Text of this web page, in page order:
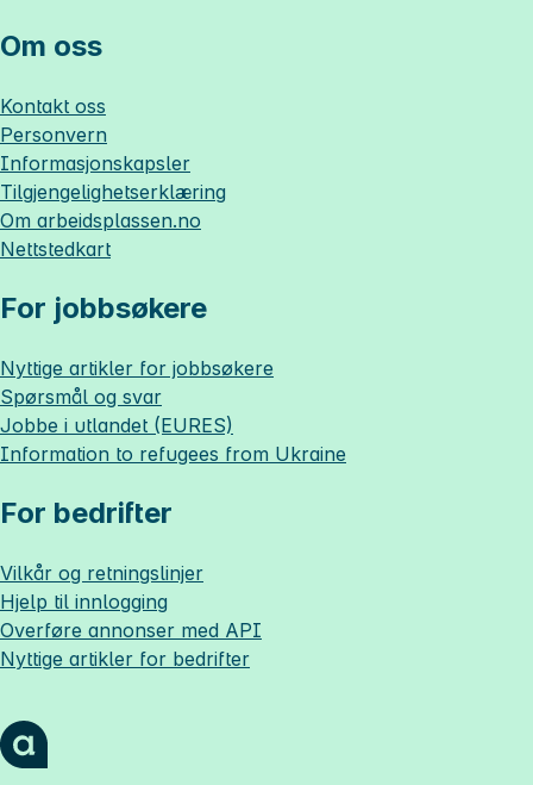
Om oss
Kontakt oss
Personvern
Informasjonskapsler
Tilgjengelighetserklæring
Om arbeidsplassen.no
Nettstedkart
For jobbsøkere
Nyttige artikler for jobbsøkere
Spørsmål og svar
Jobbe i utlandet (EURES)
Information to refugees from Ukraine
For bedrifter
Vilkår og retningslinjer
Hjelp til innlogging
Overføre annonser med API
Nyttige artikler for bedrifter